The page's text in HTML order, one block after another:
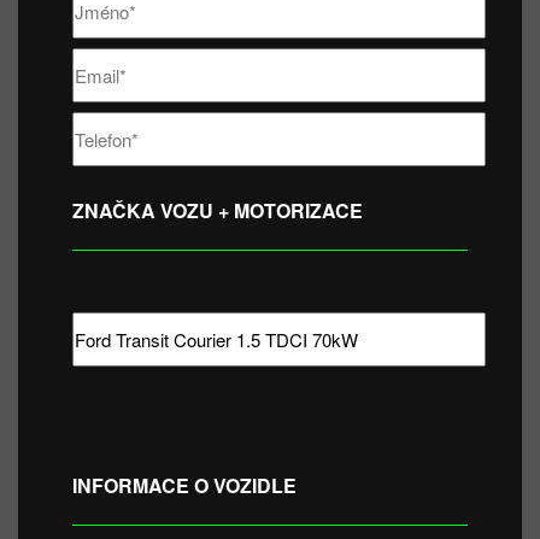
ZNAČKA VOZU + MOTORIZACE
INFORMACE O VOZIDLE